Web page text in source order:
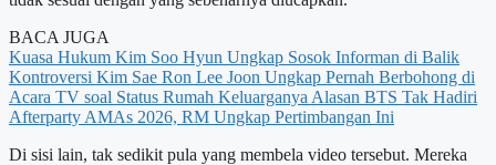
BACA JUGA
Kuasa Hukum Kim Soo Hyun Ungkap Sosok Informan di Balik
Kontroversi Kim Sae Ron Lee Joon Ungkap Pernah Berbohong di
Acara TV soal Status Rumah Keluarganya Alasan BTS Tak Hadiri
Afterparty AMAs 2026, RM Ungkap Pertimbangan Ini
Di sisi lain, tak sedikit pula yang membela video tersebut. Mereka